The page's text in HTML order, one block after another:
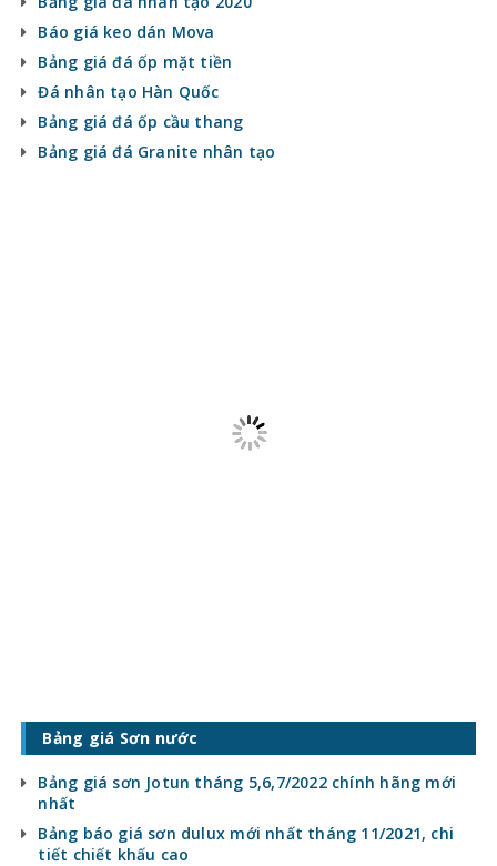
Báo giá keo dán Mova
Bảng giá đá ốp mặt tiền
Đá nhân tạo Hàn Quốc
Bảng giá đá ốp cầu thang
Bảng giá đá Granite nhân tạo
Bảng giá Sơn nước
Bảng giá sơn Jotun tháng 5,6,7/2022 chính hãng mới
nhất
Bảng báo giá sơn dulux mới nhất tháng 11/2021, chi
tiết chiết khấu cao